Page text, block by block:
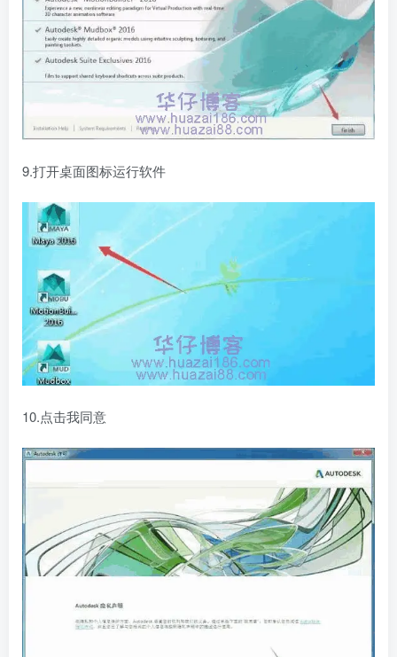
9.打开桌面图标运行软件
10.点击我同意